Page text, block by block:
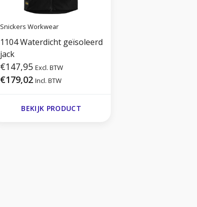
Snickers Workwear
1104 Waterdicht geïsoleerd
jack
€147,95 Excl. BTW
€179,02 Incl. BTW
BEKIJK PRODUCT